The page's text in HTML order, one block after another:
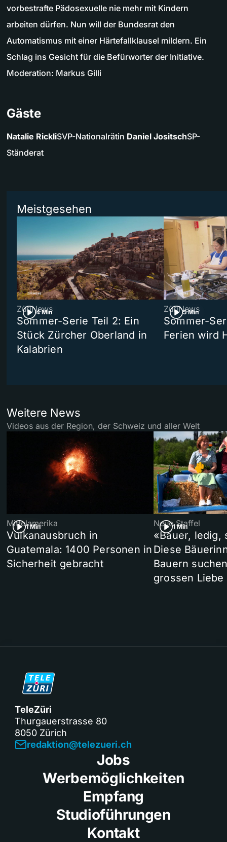
vorbestrafte Pädosexuelle nie mehr mit Kindern
arbeiten dürfen. Nun will der Bundesrat den
Automatismus mit einer Härtefallklausel mildern. Ein
Schlag ins Gesicht für die Befürworter der Initiative.
Moderation: Markus Gilli
Gäste
Natalie RickliSVP-Nationalrätin Daniel JositschSP-
Ständerat
Meistgesehen
4 Min
ZüriNews
Sommer-Serie Teil 2: Ein
Stück Zürcher Oberland in
Kalabrien
5 Min
ZüriNews
Sommer-
Ferien wird
Weitere News
Videos aus der Region, der Schweiz und aller Welt
1 Min
Mittelamerika
Vulkanausbruch in
Guatemala: 1400 Personen in
Sicherheit gebracht
1 Min
Neue Staffel
«Bauer, ledig,
Diese
Bauern
grossen Liebe
TeleZüri
Thurgauerstrasse 80
8050 Zürich
redaktion@telezueri.ch
Jobs
Werbemöglichkeiten
Empfang
Studioführungen
Kontakt